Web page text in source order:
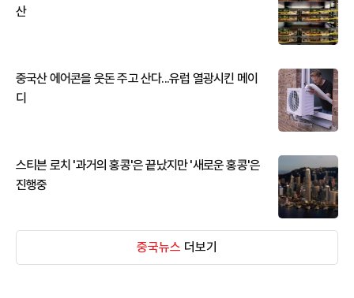
산
중국산 에어콘을 웃돈 주고 산다...유럽 열광시킨 메이
디
스티븐 로치 '과거의 홍콩'은 끝났지만 '새로운 홍콩'은
진행중
중국뉴스 더보기